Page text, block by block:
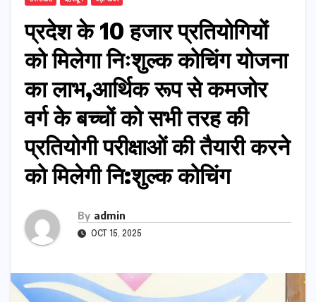
प्रदेश के 10 हजार प्रतियोगियों
को मिलेगा निःशुल्क कोचिंग योजना
का लाभ,आर्थिक रूप से कमजोर
वर्ग के बच्चों को सभी तरह की
प्रतियोगी परीक्षाओं की तैयारी करने
को मिलेगी नि:शुल्क कोचिंग
By admin
OCT 15, 2025